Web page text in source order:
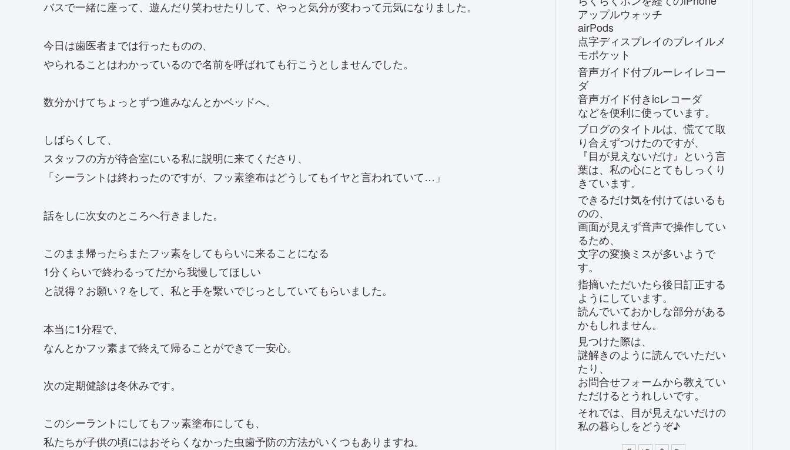
バスで一緒に座って、遊んだり笑わせたりして、やっと気分が変わって元気になりました。
今日は歯医者までは行ったものの、
やられることはわかっているので名前を呼ばれても行こうとしませんでした。
数分かけてちょっとずつ進みなんとかベッドへ。
しばらくして、
スタッフの方が待合室にいる私に説明に来てくださり、
「シーラントは終わったのですが、フッ素塗布はどうしてもイヤと言われていて…」
話をしに次女のところへ行きました。
このまま帰ったらまたフッ素をしてもらいに来ることになる
1分くらいで終わるってだから我慢してほしい
と説得？お願い？をして、私と手を繋いでじっとしていてもらいました。
本当に1分程で、
なんとかフッ素まで終えて帰ることができて一安心。
次の定期健診は冬休みです。
このシーラントにしてもフッ素塗布にしても、
私たちが子供の頃にはおそらくなかった虫歯予防の方法がいくつもありますね。
アップルウォッチ
airPods
点字ディスプレイのブレイルメ
モポケット
音声ガイド付ブルーレイレコー
ダ
音声ガイド付きicレコーダ
などを便利に使っています。
ブログのタイトルは、慌てて取
り合えずつけたのですが、
『目が見えないだけ』という言
葉は、私の心にとてもしっくり
きています。
できるだけ気を付けてはいるも
のの、
画面が見えず音声で操作してい
るため、
文字の変換ミスが多いようで
す。
指摘いただいたら後日訂正する
ようにしています。
読んでいておかしな部分がある
かもしれません。
見つけた際は、
謎解きのように読んでいただい
たり、
お問合せフォームから教えてい
ただけるとうれしいです。
それでは、目が見えないだけの
私の暮らしをどうぞ♪